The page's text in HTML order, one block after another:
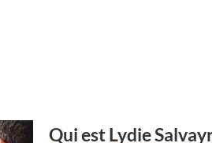
Qui est Lydie